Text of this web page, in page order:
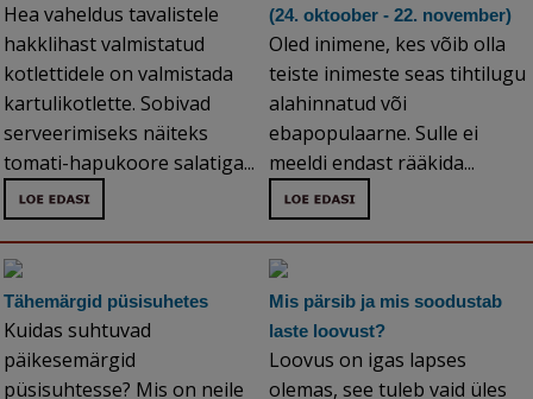
Hea vaheldus tavalistele
hakklihast valmistatud
kotlettidele on valmistada
kartulikotlette. Sobivad
serveerimiseks näiteks
tomati-hapukoore salatiga...
(24. oktoober - 22. november)
Oled inimene, kes võib olla
teiste inimeste seas tihtilugu
alahinnatud või
ebapopulaarne. Sulle ei
meeldi endast rääkida...
Tähemärgid püsisuhetes
Kuidas suhtuvad
päikesemärgid
püsisuhtesse? Mis on neile
Mis pärsib ja mis soodustab
laste loovust?
Loovus on igas lapses
olemas, see tuleb vaid üles